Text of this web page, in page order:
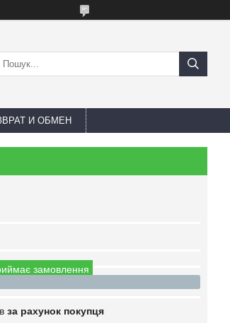
И ОБМЕН
замовлення
за рахунок покупця